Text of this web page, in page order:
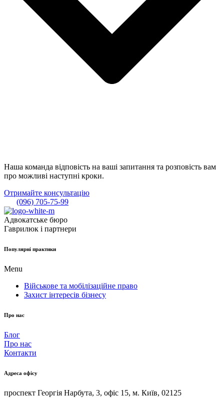
Наша команда відповість на ваші запитання та розповість вам
про можливі наступні кроки.
Отримайте консультацію
(096) 705-75-99
Адвокатське бюро
Гаврилюк і партнери
Популярні практики
Menu
Військове та мобілізаційне право
Захист інтересів бізнесу
Про нас
Блог
Про нас
Контакти
Адреса офісу
проспект Георгія Нарбута, 3, офіс 15, м. Київ, 02125